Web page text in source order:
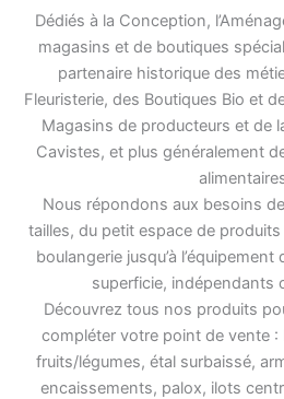
Dédiés à la Conception,
magasins et de boutiques
partenaire historique des
Fleuristerie, des Boutiques Bio et
Magasins de producteurs et de
Cavistes, et plus généralement
Nous répondons aux besoins
tailles, du petit espace de
boulangerie jusqu’à
superficie, indépendants
Découvrez tous nos produits
compléter votre point de vente :
fruits/légumes, étal surbaissé,
encaissements, palox, ilots